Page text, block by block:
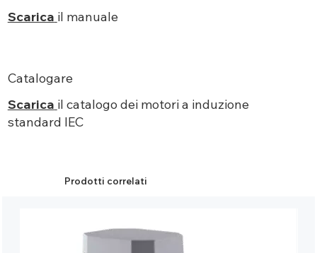
Scarica il manuale
Catalogare
Scarica il catalogo dei motori a induzione
standard IEC
Prodotti correlati